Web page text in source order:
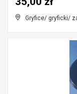
Gryfice/ gryficki/